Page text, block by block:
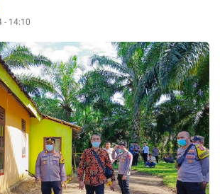
14:10